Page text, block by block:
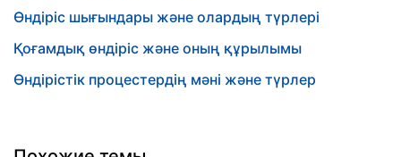
Өндіріс шығындары және олардың түрлері
Қоғамдық өндіріс және оның құрылымы
Өндірістік процестердің мәні және түрлер